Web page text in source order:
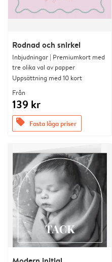
Rodnad och snirkel
Inbjudningar | Premiumkort med
tre olika val av papper
Uppsättning med 10 kort
Från
139 kr
offers Fasta låga priser